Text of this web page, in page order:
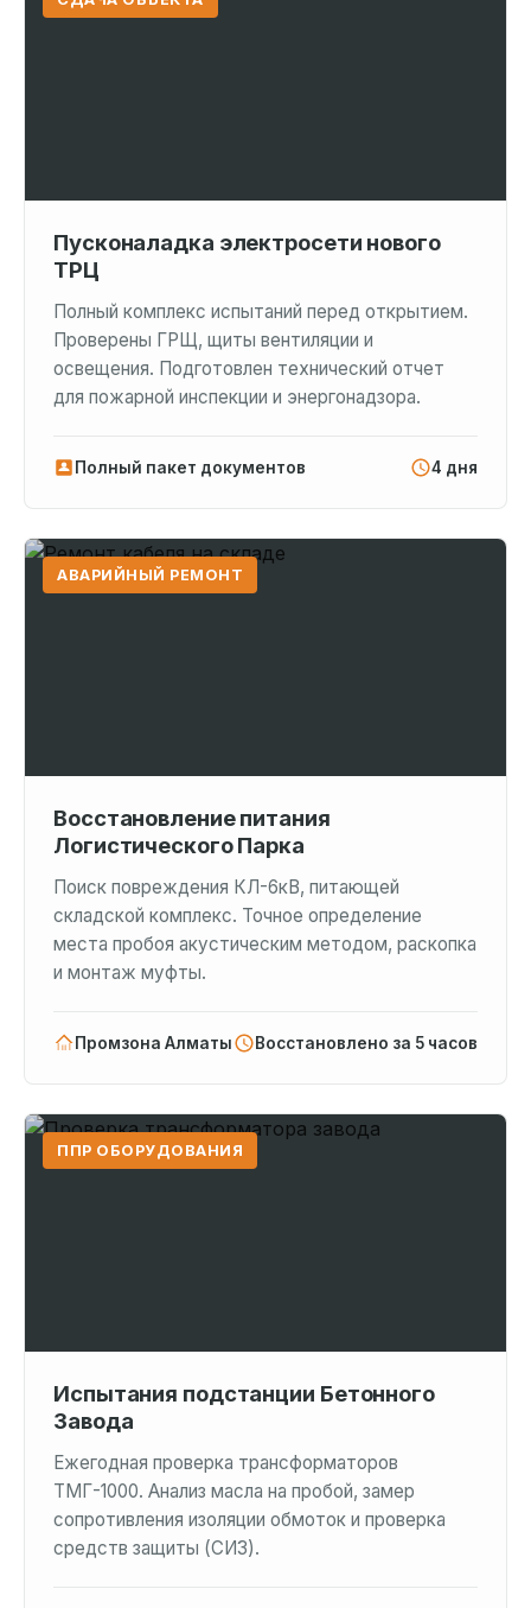
Пусконаладка электросети нового
ТРЦ
Полный комплекс испытаний перед открытием.
Проверены ГРЩ, щиты вентиляции и
освещения. Подготовлен технический отчет
для пожарной инспекции и энергонадзора.
Полный пакет документов 4 дня
АВАРИЙНЫЙ РЕМОНТ
Восстановление питания
Логистического Парка
Поиск повреждения КЛ-6кВ, питающей
складской комплекс. Точное определение
места пробоя акустическим методом, раскопка
и монтаж муфты.
Промзона Алматы Восстановлено за 5 часов
ППР ОБОРУДОВАНИЯ
Испытания подстанции Бетонного
Завода
Ежегодная проверка трансформаторов
ТМГ-1000. Анализ масла на пробой, замер
сопротивления изоляции обмоток и проверка
средств защиты (СИЗ).